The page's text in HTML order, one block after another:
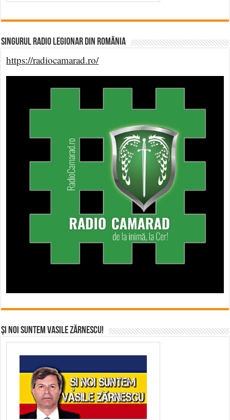
Singurul Radio Legionar din România
https://radiocamarad.ro/
Și noi suntem Vasile Zărnescu!